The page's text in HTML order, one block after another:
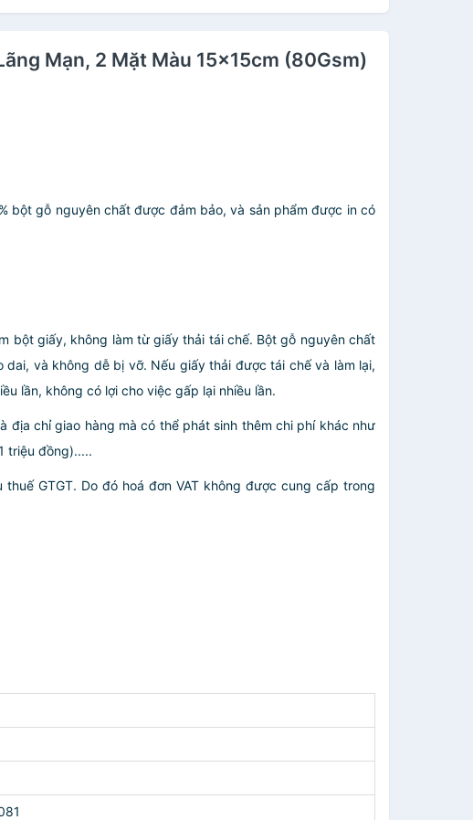
Mạn, 2 Mặt Màu 15x15cm (80Gsm)
bột gỗ nguyên chất được đảm bảo, và sản phẩm được in có
bột giấy, không làm từ giấy thải tái chế. Bột gỗ nguyên chất
và không dễ bị vỡ. Nếu giấy thải được tái chế và làm lại,
lần, không có lợi cho việc gấp lại nhiều lần.
địa chỉ giao hàng mà có thể phát sinh thêm chi phí khác như
triệu đồng).....
GTGT. Do đó hoá đơn VAT không được cung cấp trong